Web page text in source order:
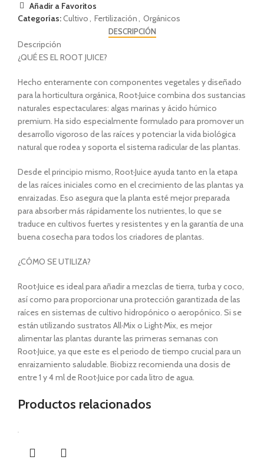
Añadir a Favoritos
Categorías:Cultivo Fertilización Orgánicos
DESCRIPCIÓN
Descripción
¿QUÉ ES EL ROOT JUICE?
Hecho enteramente con componentes vegetales y diseñado
para la horticultura orgánica, Root·Juice combina dos sustancias
naturales espectaculares: algas marinas y ácido húmico
premium. Ha sido especialmente formulado para promover un
desarrollo vigoroso de las raíces y potenciar la vida biológica
natural que rodea y soporta el sistema radicular de las plantas.
Desde el principio mismo, Root·Juice ayuda tanto en la etapa
de las raíces iniciales como en el crecimiento de las plantas ya
enraizadas. Eso asegura que la planta esté mejor preparada
para absorber más rápidamente los nutrientes, lo que se
traduce en cultivos fuertes y resistentes y en la garantía de una
buena cosecha para todos los criadores de plantas.
¿CÓMO SE UTILIZA?
Root·Juice es ideal para añadir a mezclas de tierra, turba y coco,
así como para proporcionar una protección garantizada de las
raíces en sistemas de cultivo hidropónico o aeropónico. Si se
están utilizando sustratos All·Mix o Light·Mix, es mejor
alimentar las plantas durante las primeras semanas con
Root·Juice, ya que este es el periodo de tiempo crucial para un
enraizamiento saludable. Biobizz recomienda una dosis de
entre 1 y 4 ml de Root·Juice por cada litro de agua.
Productos relacionados